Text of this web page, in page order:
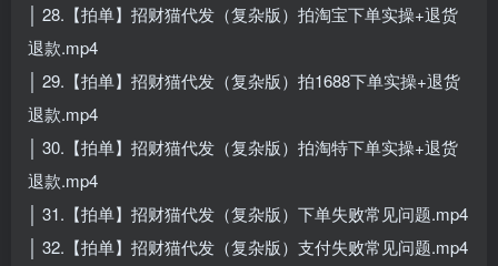
│ 28.【拍单】招财猫代发（复杂版）拍淘宝下单实操+退货
退款.mp4
│ 29.【拍单】招财猫代发（复杂版）拍1688下单实操+退货
退款.mp4
│ 30.【拍单】招财猫代发（复杂版）拍淘特下单实操+退货
退款.mp4
│ 31.【拍单】招财猫代发（复杂版）下单失败常见问题.mp4
│ 32.【拍单】招财猫代发（复杂版）支付失败常见问题.mp4